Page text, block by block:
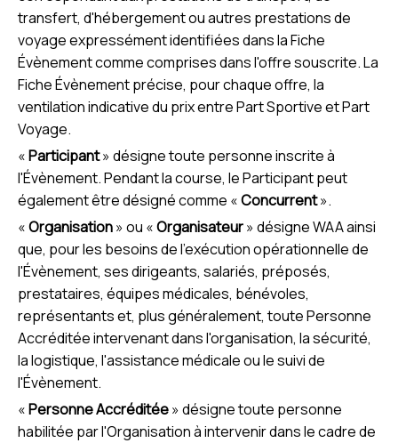
transfert, d'hébergement ou autres prestations de
voyage expressément identifiées dans la Fiche
Évènement comme comprises dans l'offre souscrite. La
Fiche Évènement précise, pour chaque offre, la
ventilation indicative du prix entre Part Sportive et Part
Voyage.
«Participant» désigne toute personne inscrite à
l'Évènement. Pendant la course, le Participant peut
également être désigné comme «Concurrent».
«Organisation» ou «Organisateur» désigne WAA ainsi
que, pour les besoins de l'exécution opérationnelle de
l'Évènement, ses dirigeants, salariés, préposés,
prestataires, équipes médicales, bénévoles,
représentants et, plus généralement, toute Personne
Accréditée intervenant dans l'organisation, la sécurité,
la logistique, l'assistance médicale ou le suivi de
l'Évènement.
«Personne Accréditée» désigne toute personne
habilitée par l'Organisation à intervenir dans le cadre de